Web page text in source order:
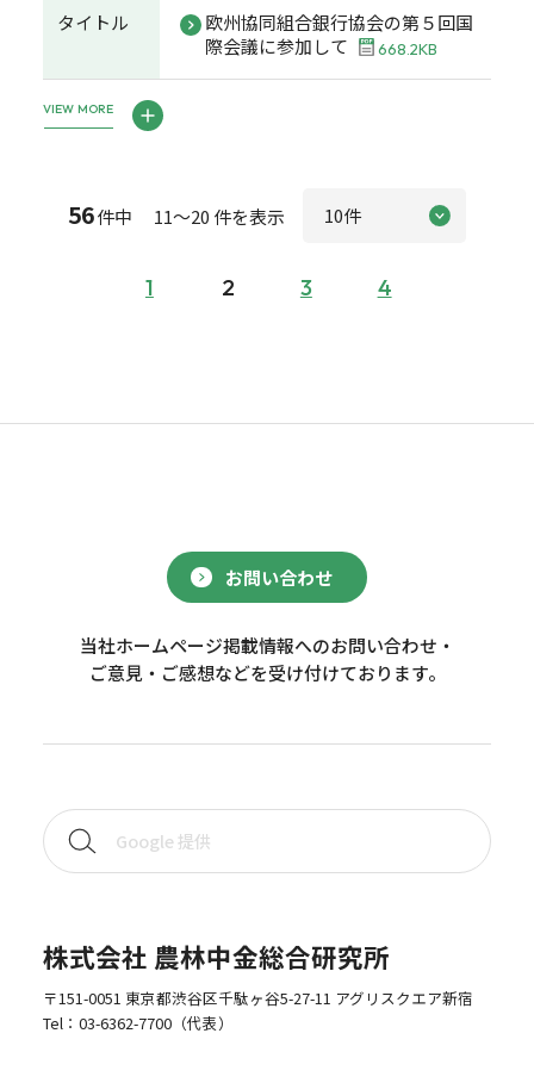
タイトル
欧州協同組合銀行協会の第５回国
際会議に参加して
668.2KB
VIEW MORE
56件中 11～20 件を表示
1 2 3 4
お問い合わせ
当社ホームページ掲載情報へのお問い合わせ・
ご意見・ご感想などを受け付けております。
株式会社 農林中金総合研究所
〒151-0051 東京都渋谷区千駄ヶ谷5-27-11 アグリスクエア新宿
Tel： 03-6362-7700（代表）